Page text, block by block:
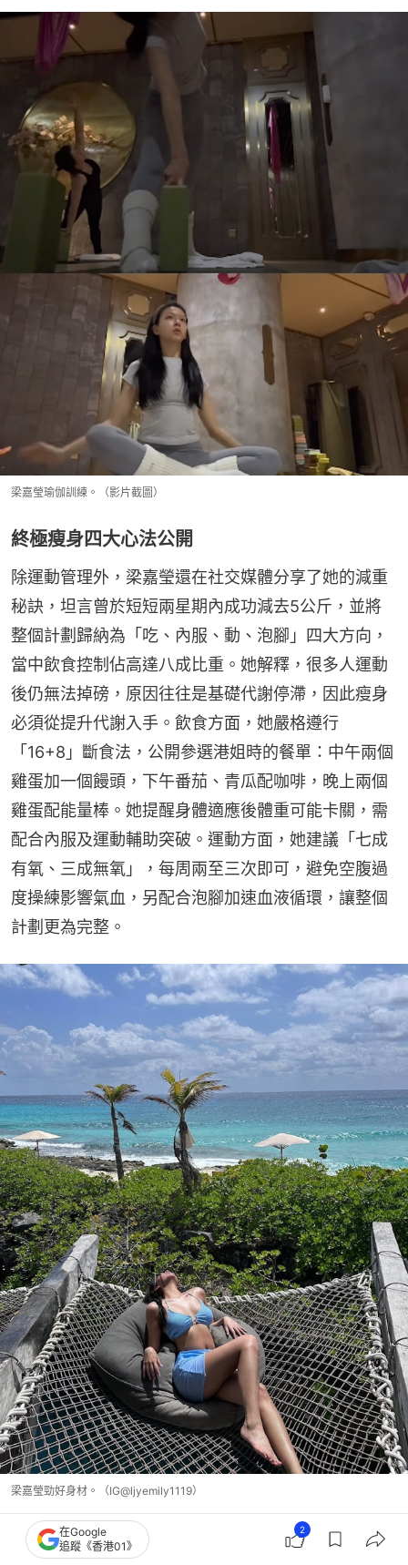
梁嘉瑩瑜伽訓練。（影片截圖）
終極瘦身四大心法公開
除運動管理外，梁嘉瑩還在社交媒體分享了她的減重
秘訣，坦言曾於短短兩星期內成功減去5公斤，並將
整個計劃歸納為「吃、內服、動、泡腳」四大方向，
當中飲食控制佔高達八成比重。她解釋，很多人運動
後仍無法掉磅，原因往往是基礎代謝停滯，因此瘦身
必須從提升代謝入手。飲食方面，她嚴格遵行
「16+8」斷食法，公開參選港姐時的餐單：中午兩個
雞蛋加一個饅頭，下午番茄、青瓜配咖啡，晚上兩個
雞蛋配能量棒。她提醒身體適應後體重可能卡關，需
配合內服及運動輔助突破。運動方面，她建議「七成
有氧、三成無氧」，每周兩至三次即可，避免空腹過
度操練影響氣血，另配合泡腳加速血液循環，讓整個
計劃更為完整。
梁嘉瑩勁好身材。（IG@ljyemily1119）
在Google
追蹤《香港01》
2